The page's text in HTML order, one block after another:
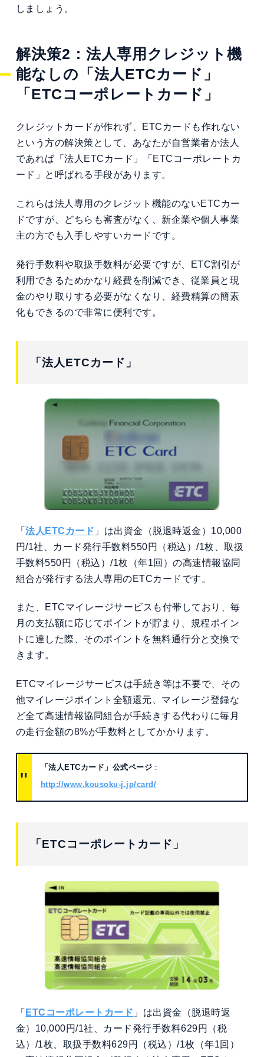
しましょう。
解決策2：法人専用クレジット機
能なしの「法人ETCカード」
「ETCコーポレートカード」
クレジットカードが作れず、ETCカードも作れない
という方の解決策として、あなたが自営業者か法人
であれば「法人ETCカード」「ETCコーポレートカ
ード」と呼ばれる手段があります。
これらは法人専用のクレジット機能のないETCカー
ドですが、どちらも審査がなく、新企業や個人事業
主の方でも入手しやすいカードです。
発行手数料や取扱手数料が必要ですが、ETC割引が
利用できるためかなり経費を削減でき、従業員と現
金のやり取りする必要がなくなり、経費精算の簡素
化もできるので非常に便利です。
「法人ETCカード」
「法人ETCカード 」は出資金（脱退時返金）10,000
円/1社、カード発行手数料550円（税込）/1枚、取扱
手数料550円（税込）/1枚（年1回）の高速情報協同
組合が発行する法人専用のETCカードです。
また、ETCマイレージサービスも付帯しており、毎
月の支払額に応じてポイントが貯まり、規程ポイン
トに達した際、そのポイントを無料通行分と交換で
きます。
ETCマイレージサービスは手続き等は不要で、その
他マイレージポイント全額還元、マイレージ登録な
ど全て高速情報協同組合が手続きする代わりに毎月
の走行金額の8%が手数料としてかかります。
「法人ETCカード」公式ページ ：
http://www.kousoku-j.jp/card/
「ETCコーポレートカード」
「 ETCコーポレートカード 」は出資金（脱退時返
金）10,000円/1社、カード発行手数料629円（税
込）/1枚、取扱手数料629円（税込）/1枚（年1回）